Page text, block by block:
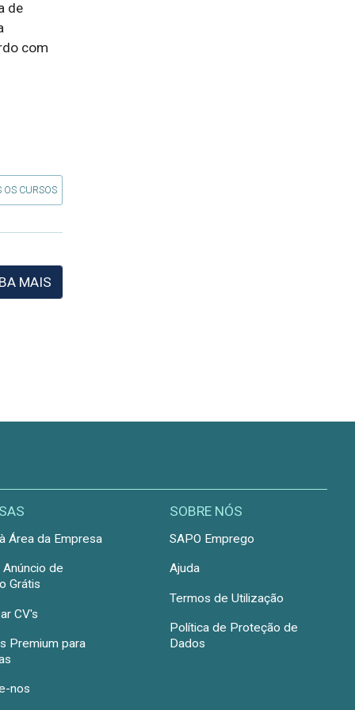
de
com
OS CURSOS
MAIS
Área da Empresa
de
Grátis
CV's
Premium para
nos
SOBRE NÓS
SAPO Emprego
Ajuda
Termos de Utilização
Política de Proteção de
Dados